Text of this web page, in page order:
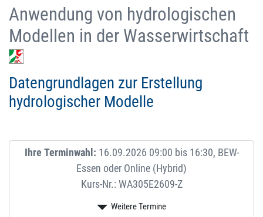
Anwendung von hydrologischen
Modellen in der Wasserwirtschaft
Datengrundlagen zur Erstellung
hydrologischer Modelle
Ihre Terminwahl: 16.09.2026 09:00 bis 16:30, BEW-
Essen oder Online (Hybrid)
Kurs-Nr.: WA305E2609-Z